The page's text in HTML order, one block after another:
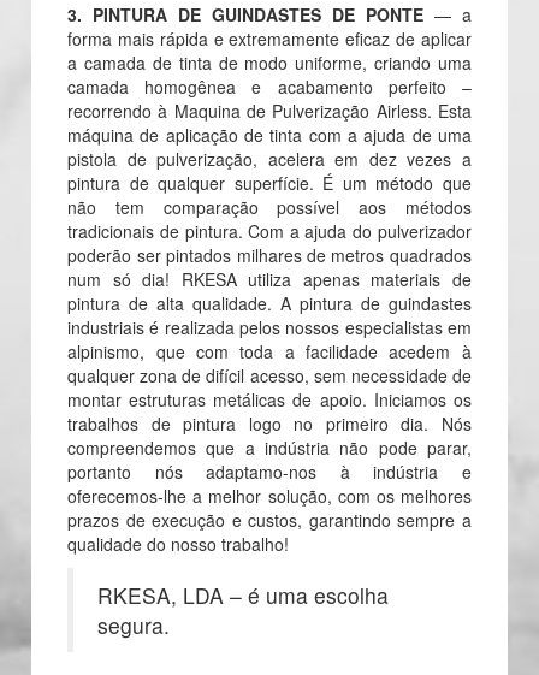
3. PINTURA DE GUINDASTES DE PONTE— a
forma mais rápida e extremamente eficaz de aplicar
a camada de tinta de modo uniforme, criando uma
camada homogênea e acabamento perfeito –
recorrendo à Maquina de Pulverização Airless. Esta
máquina de aplicação de tinta com a ajuda de uma
pistola de pulverização, acelera em dez vezes a
pintura de qualquer superfície. É um método que
não tem comparação possível aos métodos
tradicionais de pintura. Com a ajuda do pulverizador
poderão ser pintados milhares de metros quadrados
num só dia! RKESA utiliza apenas materiais de
pintura de alta qualidade. A pintura de guindastes
industriais é realizada pelos nossos especialistas em
alpinismo, que com toda a facilidade acedem à
qualquer zona de difícil acesso, sem necessidade de
montar estruturas metálicas de apoio. Iniciamos os
trabalhos de pintura logo no primeiro dia. Nós
compreendemos que a indústria não pode parar,
portanto nós adaptamo-nos à indústria e
oferecemos-lhe a melhor solução, com os melhores
prazos de execução e custos, garantindo sempre a
qualidade do nosso trabalho!
RKESA, LDA – é uma escolha
segura.